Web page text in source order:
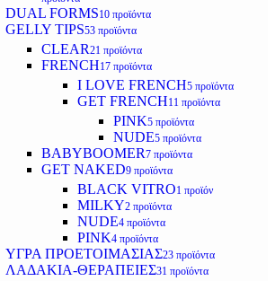
DUAL FORMS10 προϊόντα
GELLY TIPS53 προϊόντα
CLEAR21 προϊόντα
FRENCH17 προϊόντα
I LOVE FRENCH5 προϊόντα
GET FRENCH11 προϊόντα
PINK5 προϊόντα
NUDE5 προϊόντα
BABYBOOMER7 προϊόντα
GET NAKED9 προϊόντα
BLACK VITRO1 προϊόν
MILKY2 προϊόντα
NUDE4 προϊόντα
PINK4 προϊόντα
ΥΓΡΑ ΠΡΟΕΤΟΙΜΑΣΙΑΣ23 προϊόντα
ΛΑΔΑΚΙΑ-ΘΕΡΑΠΕΙΕΣ31 προϊόντα